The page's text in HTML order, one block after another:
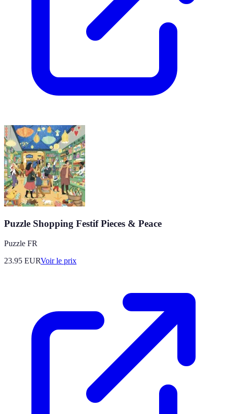
Puzzle Shopping Festif Pieces & Peace
Puzzle FR
23.95 EURVoir le prix